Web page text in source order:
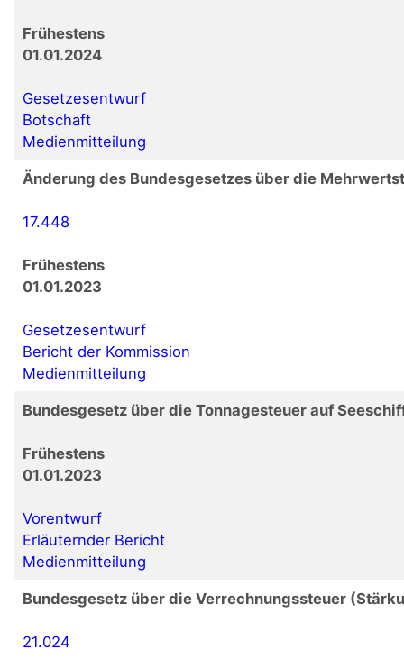
Frühestens
01.01.2024
Gesetzesentwurf
Botschaft
Medienmitteilung
Änderung des Bundesgesetzes über die
17.448
Frühestens
01.01.2023
Gesetzesentwurf
Bericht der Kommission
Medienmitteilung
Bundesgesetz über die Tonnagesteuer auf
Frühestens
01.01.2023
Vorentwurf
Erläuternder Bericht
Medienmitteilung
Bundesgesetz über die Verrechnungssteuer
21.024